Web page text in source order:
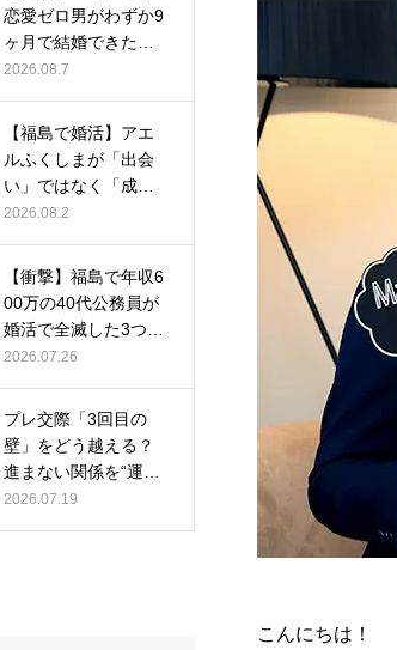
こんにちは！
恋愛ゼロ男がわずか9
ヶ月で結婚できた理
由【郡山…
2026.08.7
【福島で婚活】アエ
ルふくしまが「出会
い」ではなく「成
婚」にこだわり…
2026.08.2
【衝撃】福島で年収6
00万の40代公務員が
婚活で全滅した3つの
理由…
2026.07.26
プレ交際「3回目の
壁」をどう越える？
進まない関係を“運
命”に変える…
2026.07.19